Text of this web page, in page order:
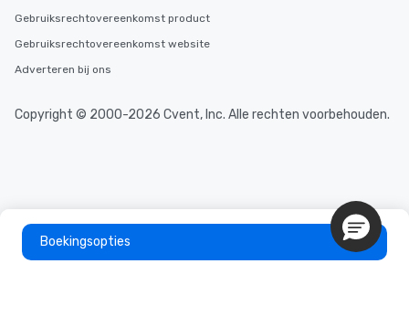
Boekingsopties
Gebruiksrechtovereenkomst product
Gebruiksrechtovereenkomst website
Adverteren bij ons
Copyright © 2000-2026 Cvent, Inc. Alle rechten voorbehouden.